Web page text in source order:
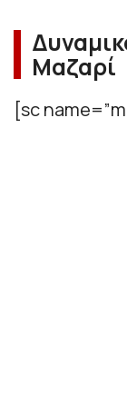
Μαζαρί
[sc